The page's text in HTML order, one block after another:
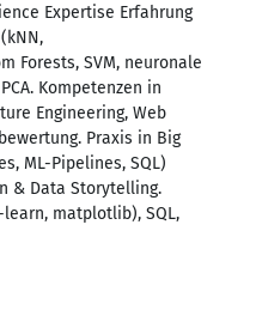
Expertise Erfahrung
Forests, SVM, neuronale
Kompetenzen in
Engineering, Web
Praxis in Big
ML-Pipelines, SQL)
& Data Storytelling.
matplotlib), SQL,